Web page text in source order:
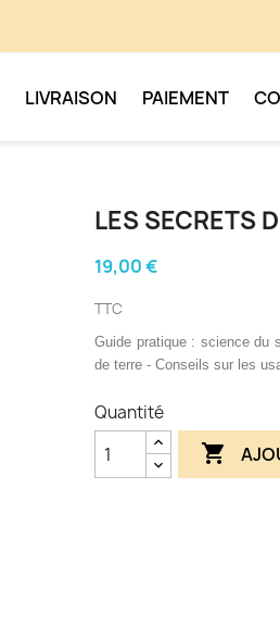
LIVRAISON PAIEMENT
LES SECRETS
19,00 €
TTC
Guide pratique : science du
de terre - Conseils sur les
Quantité
